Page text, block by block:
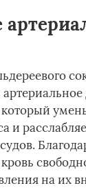
и
на их